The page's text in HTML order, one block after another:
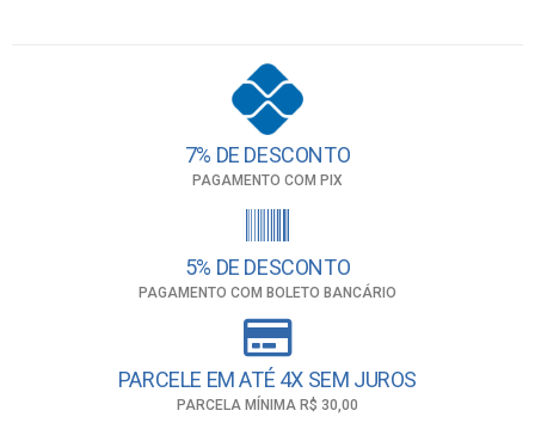
7% DE DESCONTO
PAGAMENTO COM PIX
5% DE DESCONTO
PAGAMENTO COM BOLETO BANCÁRIO
PARCELE EM ATÉ 4X SEM JUROS
PARCELA MÍNIMA R$ 30,00